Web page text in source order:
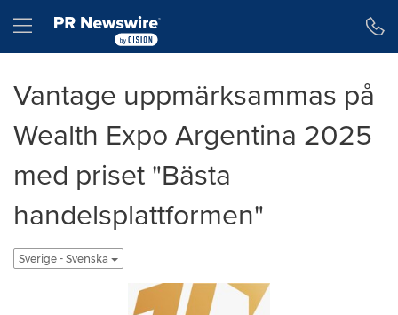
Hamburger menu
Vantage uppmärksammas på
Wealth Expo Argentina 2025
med priset "Bästa
handelsplattformen"
Sverige - Svenska